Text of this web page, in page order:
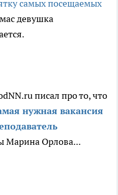
самых посещаемых
девушка
писал про то, что
нужная вакансия
Марина Орлова...